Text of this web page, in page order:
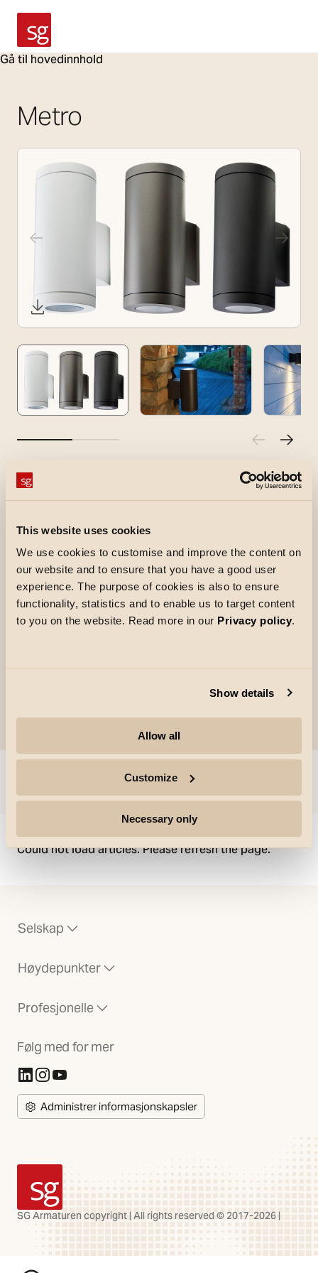
This website uses cookies
We use cookies to customise and improve the content on
our website and to ensure that you have a good user
experience. The purpose of cookies is also to ensure
functionality, statistics and to enable us to target content
to you on the website. Read more in our Privacy policy.
Show details
Allow all
Customize
Necessary only
Gå til hovedinnhold
SG Armaturen
Metro
Metro
og tak. Finnes som opp-/nedlys eller kun nedlys.
Utskiftbar GU10 lyskilde (inkludert), dimbar. Enkel
montering med veggbeslag med skillekontakt til
lampen, to kabelinnganger og mulighet for både
synlig og skjult kabling. Kan monteres på hjørne
med hjørnefeste (selges separat).
Gå til
Could not load articles. Please refresh the page.
Selskap
Høydepunkter
Profesjonelle
Følg med for mer
(Åpnes i ny fane)
(Åpnes i ny fane)
(Åpnes i ny fane)
Administrer informasjonskapsler
SG Armaturen
SG Armaturen copyright | All rights reserved © 2017-2026 |